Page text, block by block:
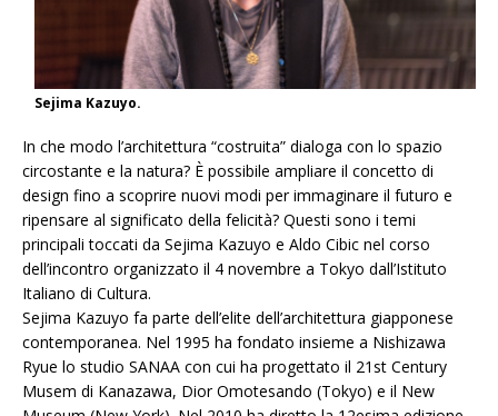
Sejima Kazuyo.
In che modo l’architettura “costruita” dialoga con lo spazio
circostante e la natura? È possibile ampliare il concetto di
design fino a scoprire nuovi modi per immaginare il futuro e
ripensare al significato della felicità? Questi sono i temi
principali toccati da Sejima Kazuyo e Aldo Cibic nel corso
dell’incontro organizzato il 4 novembre a Tokyo dall’Istituto
Italiano di Cultura.
Sejima Kazuyo fa parte dell’elite dell’architettura giapponese
contemporanea. Nel 1995 ha fondato insieme a Nishizawa
Ryue lo studio SANAA con cui ha progettato il 21st Century
Musem di Kanazawa, Dior Omotesando (Tokyo) e il New